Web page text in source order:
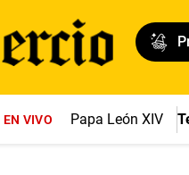
EN VIVO Papa León XIV